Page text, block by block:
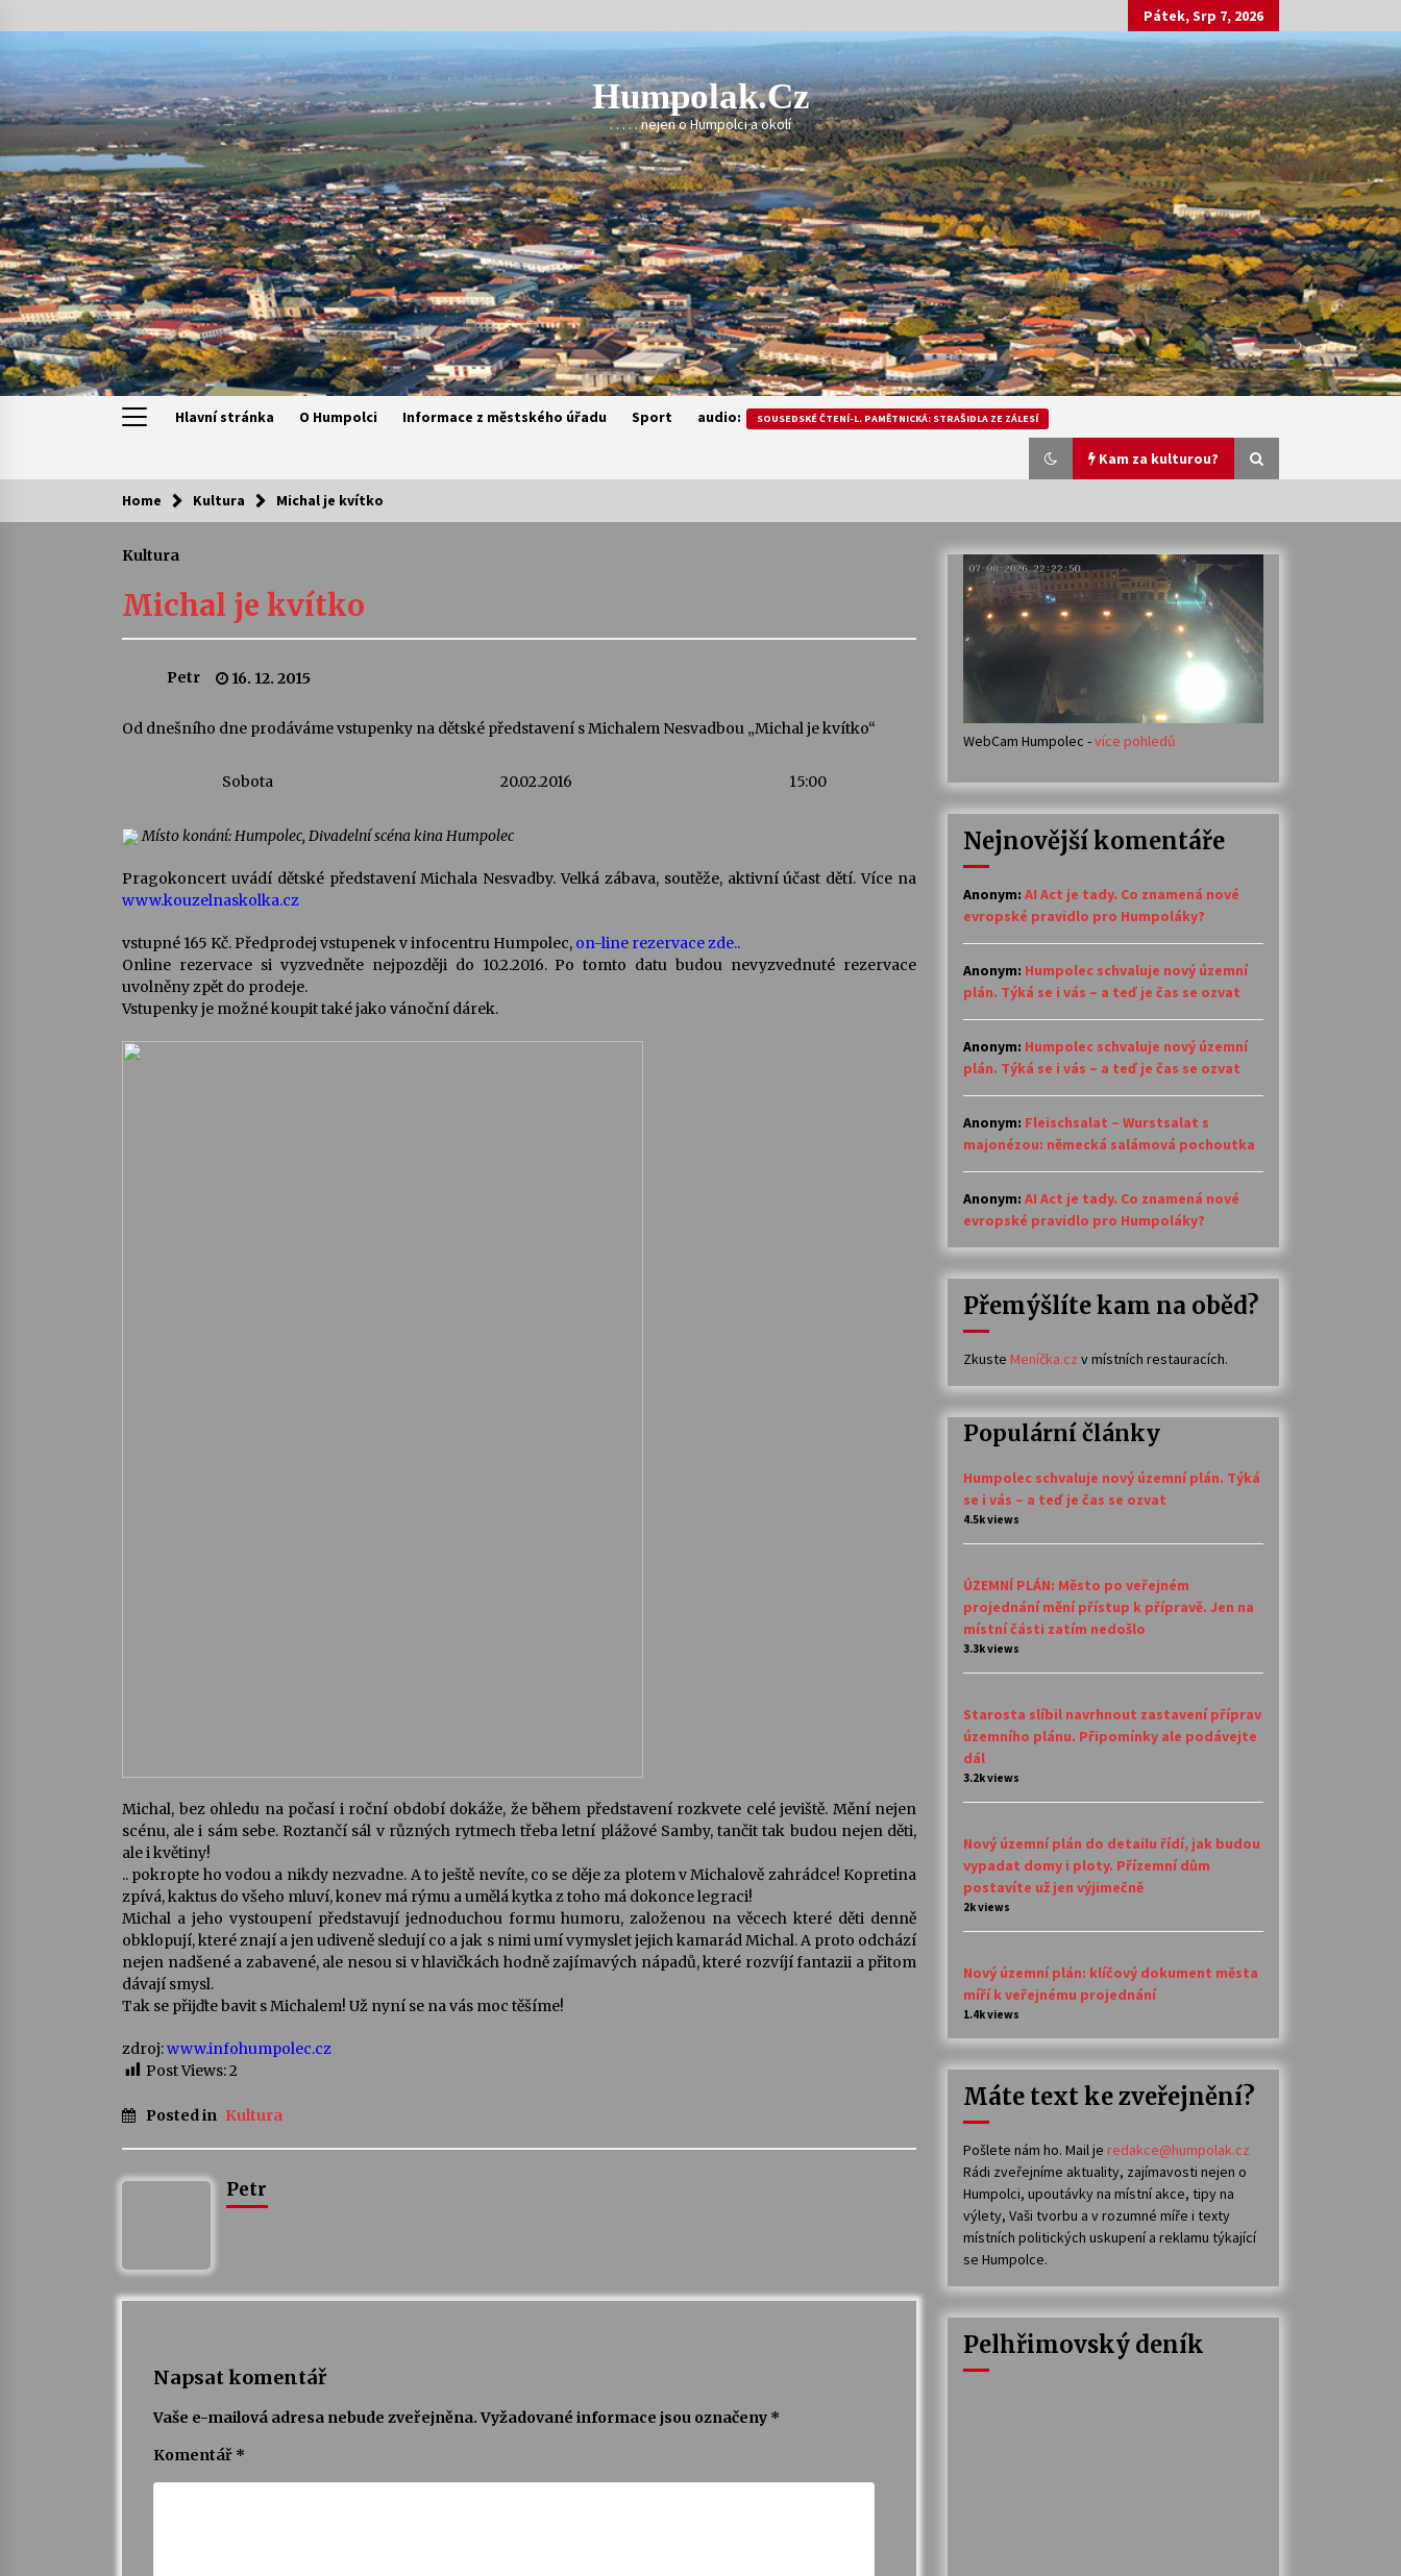
to
Pátek, Srp 7, 2026
Humpolak.cz
. . . . . nejen o Humpolci a okolí
Hlavní stránka O Humpolci Informace z městského úřadu Sport audio: SOUSEDSKÉ ČTENÍ-L. PAMĚTNICKÁ: STRAŠIDLA ZE ZÁLESÍ
Kam za kulturou?
Kam za kulturou?
Camerata a Sukuba Ensemble
4. 8. 2026
Veselí muzikanti
30. 7. 2026
Pozvánka na integrační festival
Quijotova šedesátka: 28. 7.–1. 8.
28. 7. 2026
Votavžatský ploty
23. 7. 2026
Miller
14. 7. 2026
Želivě ožije odkaz Josefa Čapka
13. 7. 2026
Klášteře Želiv
30. 6. 2026
Home Kultura Michal je kvítko
Kultura
Michal je kvítko
Petr 16. 12. 2015
Od dnešního dne prodáváme vstupenky na dětské představení s Michalem Nesvadbou „Michal je kvítko“
Sobota 20.02.2016 15:00
Místo konání: Humpolec, Divadelní scéna kina Humpolec
Pragokoncert uvádí dětské představení Michala Nesvadby. Velká zábava, soutěže, aktivní účast dětí. Více na
www.kouzelnaskolka.cz
vstupné 165 Kč. Předprodej vstupenek v infocentru Humpolec, on-line rezervace zde..
Online rezervace si vyzvedněte nejpozději do 10.2.2016. Po tomto datu budou nevyzvednuté rezervace
uvolněny zpět do prodeje.
Vstupenky je možné koupit také jako vánoční dárek.
Michal, bez ohledu na počasí i roční období dokáže, že během představení rozkvete celé jeviště. Mění nejen
scénu, ale i sám sebe. Roztančí sál v různých rytmech třeba letní plážové Samby, tančit tak budou nejen děti,
ale i květiny!
.. pokropte ho vodou a nikdy nezvadne. A to ještě nevíte, co se děje za plotem v Michalově zahrádce! Kopretina
zpívá, kaktus do všeho mluví, konev má rýmu a umělá kytka z toho má dokonce legraci!
Michal a jeho vystoupení představují jednoduchou formu humoru, založenou na věcech které děti denně
obklopují, které znají a jen udiveně sledují co a jak s nimi umí vymyslet jejich kamarád Michal. A proto odchází
nejen nadšené a zabavené, ale nesou si v hlavičkách hodně zajímavých nápadů, které rozvíjí fantazii a přitom
dávají smysl.
Tak se přijďte bavit s Michalem! Už nyní se na vás moc těšíme!
zdroj:www.infohumpolec.cz
Post Views:2
Posted in Kultura
Petr
Napsat komentář
Vaše e-mailová adresa nebude zveřejněna. Vyžadované informace jsou označeny *
Komentář *
WebCam Humpolec -více pohledů
Nejnovější komentáře
Anonym: AI Act je tady. Co znamená nové
evropské pravidlo pro Humpoláky?
Anonym: Humpolec schvaluje nový územní
plán. Týká se i vás – a teď je čas se ozvat
Anonym: Humpolec schvaluje nový územní
plán. Týká se i vás – a teď je čas se ozvat
Anonym: Fleischsalat – Wurstsalat s
majonézou: německá salámová pochoutka
Anonym: AI Act je tady. Co znamená nové
evropské pravidlo pro Humpoláky?
Přemýšlíte kam na oběd?
Zkuste Meníčka.cz v místních restauracích.
Populární články
Humpolec schvaluje nový územní plán. Týká
se i vás – a teď je čas se ozvat
4.5k views
ÚZEMNÍ PLÁN: Město po veřejném
projednání mění přístup k přípravě. Jen na
místní části zatím nedošlo
3.3k views
Starosta slíbil navrhnout zastavení příprav
územního plánu. Připomínky ale podávejte
dál
3.2k views
Nový územní plán do detailu řídí, jak budou
vypadat domy i ploty. Přízemní dům
postavíte už jen výjimečně
2k views
Nový územní plán: klíčový dokument města
míří k veřejnému projednání
1.4k views
Máte text ke zveřejnění?
Pošlete nám ho. Mail je redakce@humpolak.cz
Rádi zveřejníme aktuality, zajímavosti nejen o
Humpolci, upoutávky na místní akce, tipy na
výlety, Vaši tvorbu a v rozumné míře i texty
místních politických uskupení a reklamu týkající
se Humpolce.
Pelhřimovský deník